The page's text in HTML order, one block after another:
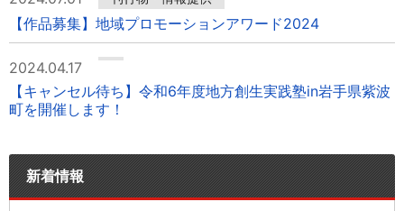
【作品募集】地域プロモーションアワード2024
2024.04.17
【キャンセル待ち】令和6年度地方創生実践塾in岩手県紫波
町を開催します！
新着情報